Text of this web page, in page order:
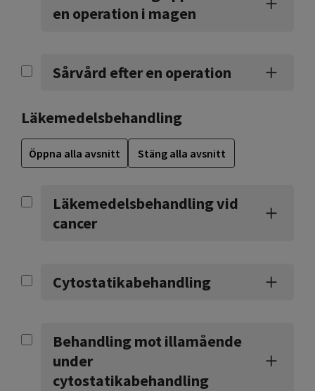
en operation i magen
Sårvård efter en operation
Läkemedelsbehandling
Öppna alla avsnitt Stäng alla avsnitt
Läkemedelsbehandling vid
cancer
Cytostatikabehandling
Behandling mot illamående
under
cytostatikabehandling